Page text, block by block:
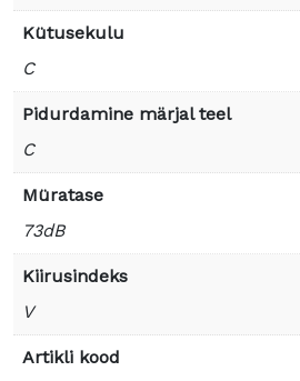
Kütusekulu
C
Pidurdamine märjal teel
C
Müratase
73dB
Kiirusindeks
V
Artikli kood